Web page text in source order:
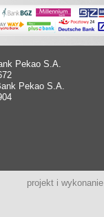
Pekao S.A.
Pekao S.A.
projekt i wykonanie